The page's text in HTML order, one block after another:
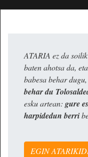
ATARIA ez da
baten ahotsa da,
babesa behar
behar du
esku artean: gure
harpidedun berri
EGIN